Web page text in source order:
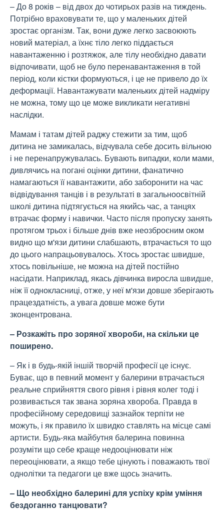
– До 8 років – від двох до чотирьох разів на тиждень.
Потрібно враховувати те, що у маленьких дітей
зростає організм. Так, вони дуже легко засвоюють
новий матеріал, а їхнє тіло легко піддається
навантаженню і розтяжок, але тілу необхідно давати
відпочивати, щоб не було перенавантаження в той
період, коли кістки формуються, і це не привело до їх
деформації. Навантажувати маленьких дітей надміру
не можна, тому що це може викликати негативні
наслідки.
Мамам і татам дітей раджу стежити за тим, щоб
дитина не замикалась, відчувала себе досить вільною
і не перенапружувалась. Бувають випадки, коли мами,
дивлячись на погані оцінки дитини, фанатично
намагаються її навантажити, або заборонити на час
відвідування танців і в результаті в загальноосвітній
школі дитина підтягується на якийсь час, а танцях
втрачає форму і навички. Часто після пропуску занять
протягом трьох і більше днів вже неозброєним оком
видно що м'язи дитини слабшають, втрачається то що
до цього напрацьовувалось. Хтось зростає швидше,
хтось повільніше, не можна на дітей постійно
насідати. Наприклад, якась дівчинка виросла швидше,
ніж її однокласниці, отже, у неї м'язи довше зберігають
працездатність, а увага довше може бути
зконцентрована.
– Розкажіть про зоряної хвороби, на скільки це
поширено.
– Як і в будь-якій іншій творчій професії це існує.
Буває, що в певний момент у балерини втрачається
реальне сприйняття свого рівня і рівня колег тоді і
розвивається так звана зоряна хвороба. Правда в
професійному середовищі зазнайок терпіти не
можуть, і як правило їх швидко ставлять на місце самі
артисти. Будь-яка майбутня балерина повинна
розуміти що себе краще недооцінювати ніж
переоцінювати, а якщо тебе цінують і поважають твої
однолітки та педагоги це вже щось значить.
– Що необхідно балерині для успіху крім уміння
бездоганно танцювати?